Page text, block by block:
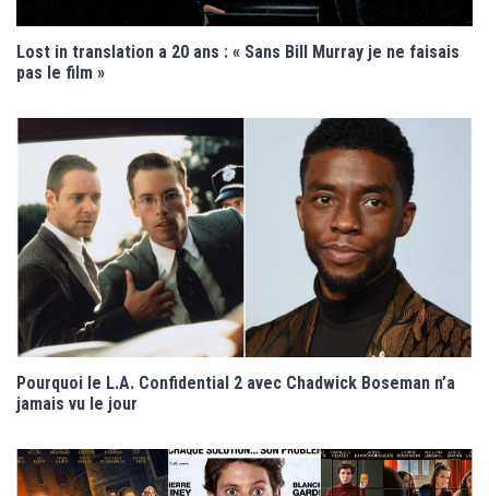
Lost in translation a 20 ans : « Sans Bill Murray je ne faisais
pas le film »
Pourquoi le L.A. Confidential 2 avec Chadwick Boseman n’a
jamais vu le jour